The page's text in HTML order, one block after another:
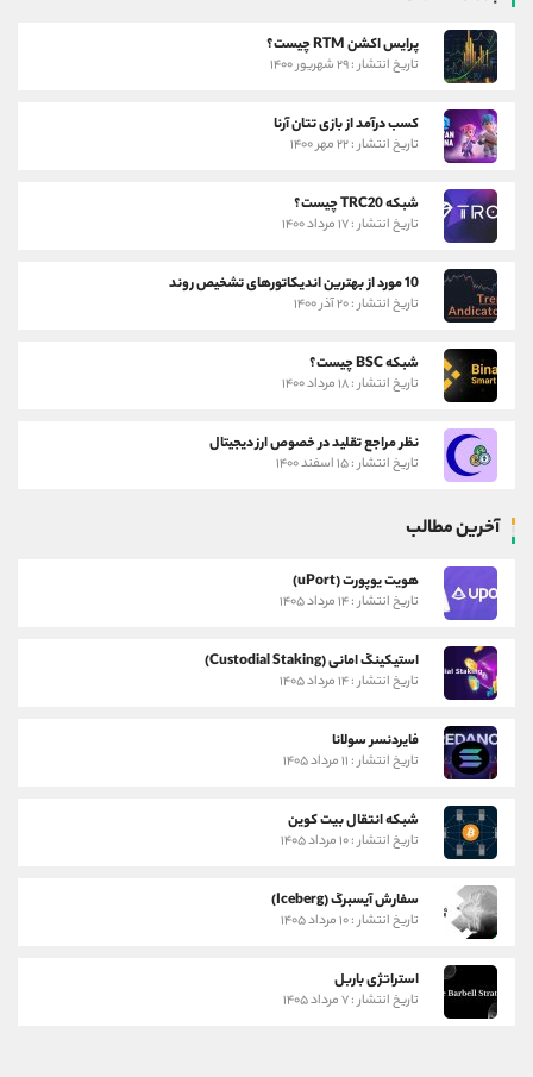
پرایس اکشن RTM چیست؟
تاریخ انتشار : ۲۹ شهریور ۱۴۰۰
کسب درآمد از بازی تتان آرنا
تاریخ انتشار : ۲۲ مهر ۱۴۰۰
شبکه TRC20 چیست؟
تاریخ انتشار : ۱۷ مرداد ۱۴۰۰
10 مورد از بهترین اندیکاتورهای تشخیص روند
تاریخ انتشار : ۲۰ آذر ۱۴۰۰
شبکه BSC چیست؟
تاریخ انتشار : ۱۸ مرداد ۱۴۰۰
نظر مراجع تقلید در خصوص ارز دیجیتال
تاریخ انتشار : ۱۵ اسفند ۱۴۰۰
آخرین مطالب
هویت یوپورت (uPort)
تاریخ انتشار : ۱۴ مرداد ۱۴۰۵
استیکینگ امانی (Custodial Staking)
تاریخ انتشار : ۱۴ مرداد ۱۴۰۵
فایردنسر سولانا
تاریخ انتشار : ۱۱ مرداد ۱۴۰۵
شبکه انتقال بیت کوین
تاریخ انتشار : ۱۰ مرداد ۱۴۰۵
سفارش آیسبرگ (Iceberg)
تاریخ انتشار : ۱۰ مرداد ۱۴۰۵
استراتژی باربل
تاریخ انتشار : ۷ مرداد ۱۴۰۵